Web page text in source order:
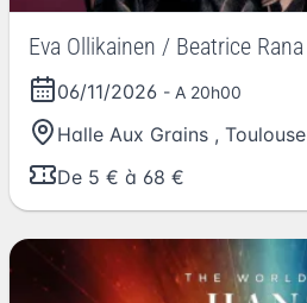
Eva Ollikainen / Beatrice Rana
06/11/2026 - A 20h00
Halle Aux Grains , Toulouse
De 5 € à 68 €